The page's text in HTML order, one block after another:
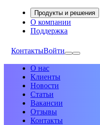
Продукты и решения
О компании
Поддержка
КонтактыВойти
О нас
Клиенты
Новости
Статьи
Вакансии
Отзывы
Контакты